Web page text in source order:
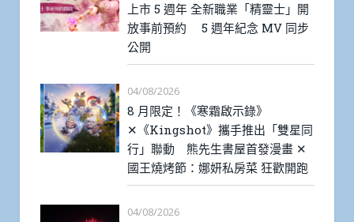
上市 5 週年 全新職業「精靈士」開
放事前預約 5 週年紀念 MV 同步
公開
04/08/2026
8 月限定！《寒霜啟示錄》
✕《Kingshot》攜手推出「雙星同
行」聯動 熊先生書屋首發漫畫 ✕
國王燒烤節：娜妍私房菜 狂歡開跑
04/08/2026